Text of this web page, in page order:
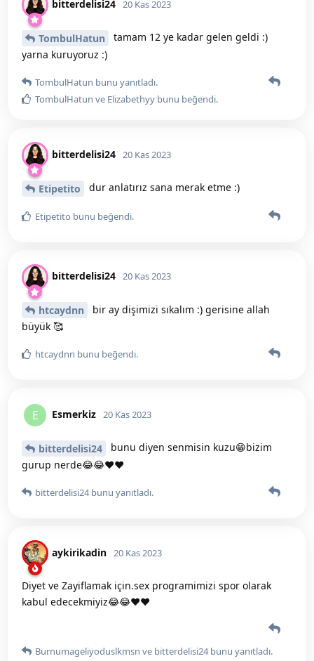
bitterdelisi24 20 Kas 2023
TombulHatun
tamam 12 ye kadar gelen geldi :)
yarna kuruyoruz :)
TombulHatun bunu yanıtladı.
TombulHatun ve Elizabethyy bunu beğendi.
bitterdelisi24 20 Kas 2023
Etipetito dur anlatırız sana merak etme :)
Etipetito bunu beğendi.
bitterdelisi24 20 Kas 2023
htcaydnn
bir ay dişimizi sıkalım :) gerisine allah
büyük 🥰
htcaydnn bunu beğendi.
E Esmerkiz 20 Kas 2023
bitterdelisi24
bunu diyen senmisin kuzu😁bizim
gurup nerde😂😂❤️❤️
bitterdelisi24bunu yanıtladı.
aykirikadin 20 Kas 2023
Diyet ve Zayiflamak için.sex programimizi spor olarak
kabul edecekmiyiz😂😂❤️❤️
Burnumageliyoduslkmsn ve bitterdelisi24bunu yanıtladı.